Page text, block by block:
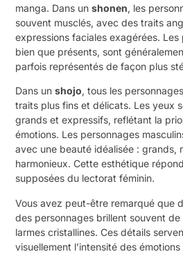
manga. Dans unshonen, les
souvent musclés, avec des traits
expressions faciales exagérées. Les
bien que présents, sont
parfois représentés de façon plus
Dans unshojo, tous les
traits plus fins et délicats. Les yeux
grands et expressifs, reflétant la
émotions. Les personnages
avec une beauté idéalisée : grands,
harmonieux. Cette esthétique
supposées du lectorat féminin.
Vous avez peut-être remarqué que
des personnages brillent souvent
larmes cristallines. Ces détails
visuellement l’intensité des